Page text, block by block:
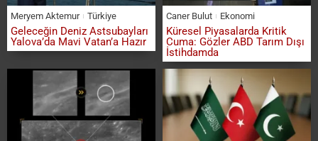
Meryem Aktemur Türkiye
Geleceğin Deniz Astsubayları
Yalova’da Mavi Vatan’a Hazır
Caner Bulut Ekonomi
Küresel Piyasalarda Kritik
Cuma: Gözler ABD Tarım Dışı
İstihdamda